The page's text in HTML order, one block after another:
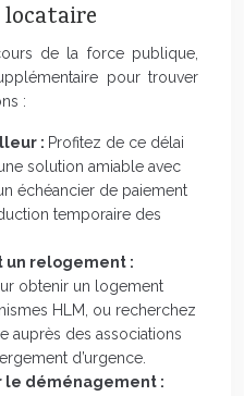
de la force publique,
pour trouver
:
: Profitez de ce délai
solution amiable avec
échéancier de paiement
temporaire des
relogement :
obtenir un logement
HLM, ou recherchez
auprès des associations
d’urgence.
le déménagement :